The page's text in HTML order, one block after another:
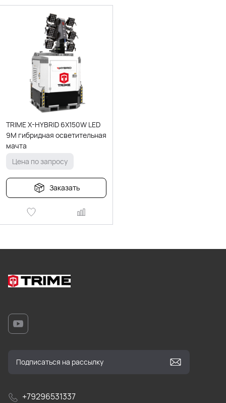
TRIME X-HYBRID 6X150W LED
9M гибридная осветительная
мачта
Цена по запросу
Заказать
+79296531337